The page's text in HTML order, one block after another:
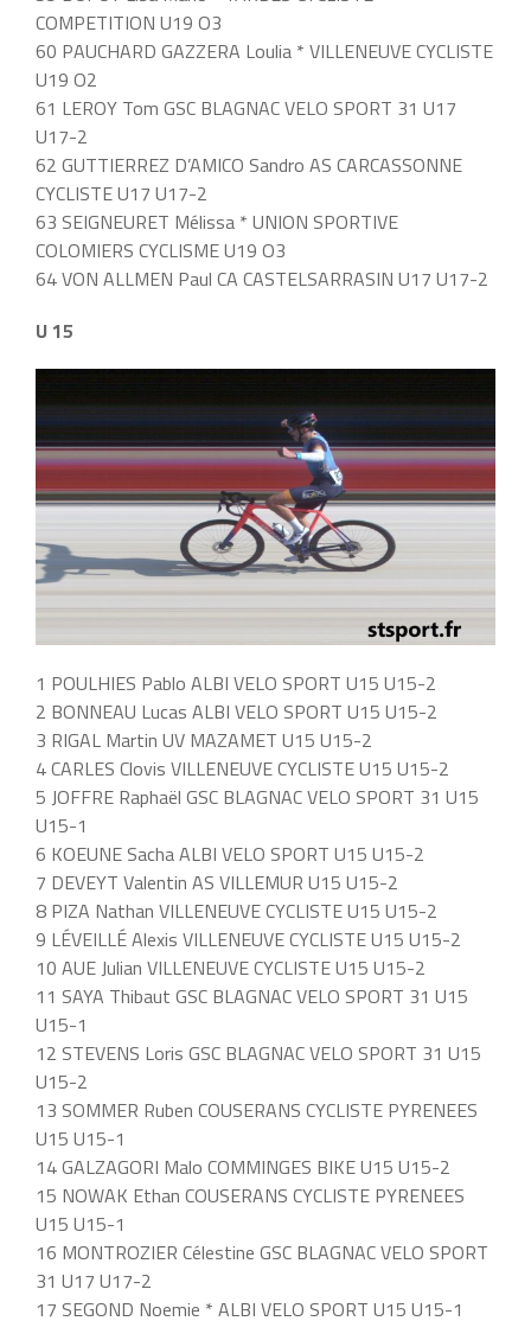
COMPETITION U19 O3
60 PAUCHARD GAZZERA Loulia * VILLENEUVE CYCLISTE
U19 O2
61 LEROY Tom GSC BLAGNAC VELO SPORT 31 U17
U17-2
62 GUTTIERREZ D’AMICO Sandro AS CARCASSONNE
CYCLISTE U17 U17-2
63 SEIGNEURET Mélissa * UNION SPORTIVE
COLOMIERS CYCLISME U19 O3
64 VON ALLMEN Paul CA CASTELSARRASIN U17 U17-2
U 15
1 POULHIES Pablo ALBI VELO SPORT U15 U15-2
2 BONNEAU Lucas ALBI VELO SPORT U15 U15-2
3 RIGAL Martin UV MAZAMET U15 U15-2
4 CARLES Clovis VILLENEUVE CYCLISTE U15 U15-2
5 JOFFRE Raphaël GSC BLAGNAC VELO SPORT 31 U15
U15-1
6 KOEUNE Sacha ALBI VELO SPORT U15 U15-2
7 DEVEYT Valentin AS VILLEMUR U15 U15-2
8 PIZA Nathan VILLENEUVE CYCLISTE U15 U15-2
9 LÉVEILLÉ Alexis VILLENEUVE CYCLISTE U15 U15-2
10 AUE Julian VILLENEUVE CYCLISTE U15 U15-2
11 SAYA Thibaut GSC BLAGNAC VELO SPORT 31 U15
U15-1
12 STEVENS Loris GSC BLAGNAC VELO SPORT 31 U15
U15-2
13 SOMMER Ruben COUSERANS CYCLISTE PYRENEES
U15 U15-1
14 GALZAGORI Malo COMMINGES BIKE U15 U15-2
15 NOWAK Ethan COUSERANS CYCLISTE PYRENEES
U15 U15-1
16 MONTROZIER Célestine GSC BLAGNAC VELO SPORT
31 U17 U17-2
17 SEGOND Noemie * ALBI VELO SPORT U15 U15-1